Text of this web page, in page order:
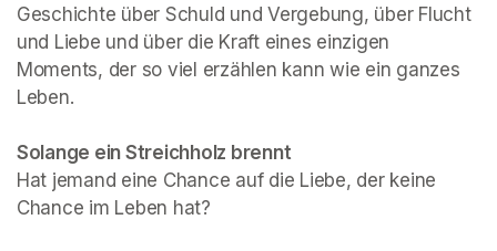
Geschichte über Schuld und Vergebung, über Flucht
und Liebe und über die Kraft eines einzigen
Moments, der so viel erzählen kann wie ein ganzes
Leben.
Solange ein Streichholz brennt
Hat jemand eine Chance auf die Liebe, der keine
Chance im Leben hat?